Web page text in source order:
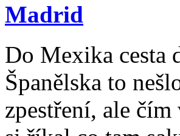
Madrid
Do Mexika cesta
Španělska to
zpestření, ale